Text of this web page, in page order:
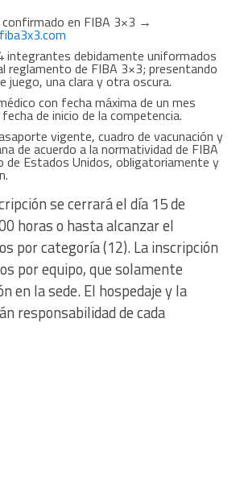
en FIBA 3×3 →
integrantes debidamente uniformados
reglamento de FIBA 3×3; presentando
juego, una clara y otra oscura.
con fecha máxima de un mes
de inicio de la competencia.
vigente, cuadro de vacunación y
de acuerdo a la normatividad de FIBA
de Estados Unidos, obligatoriamente y
se cerrará el día 15 de
horas o hasta alcanzar el
por categoría (12). La inscripción
por equipo, que solamente
en la sede. El hospedaje y la
responsabilidad de cada